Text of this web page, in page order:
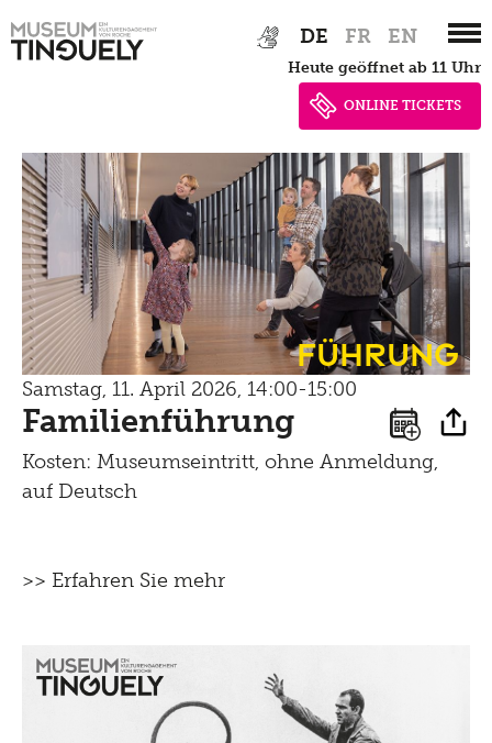
Hauptnavigation
to
DE FR EN
heute geöffnet ab 11 Uhr
ONLINE TICKETS
Lernen
Newsletter
Menu
Brunch
Kontakt
Late Thursday Menu
Führung
Samstag, 11. April 2026, 14:00-15:00
Familienführung
Kosten: Museumseintritt, ohne Anmeldung,
auf Deutsch
>> Erfahren Sie mehr